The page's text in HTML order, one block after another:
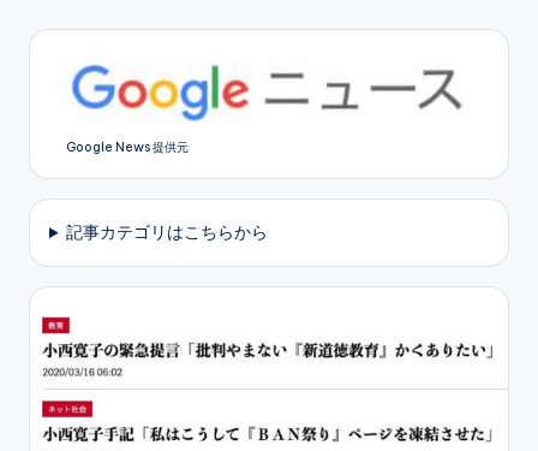
Google News 提供元
記事カテゴリはこちらから